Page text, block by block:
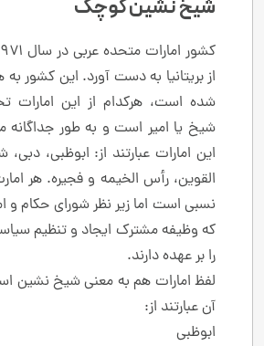
شیخ‌ نشین کوچک
از بریتانیا به دست آورد. این کشور
شده است، هرکدام از این
شیخ یا امیر است و به طور
این امارات عبارتند از: ابوظبی،
القوین، رأس الخیمه و فجیره. هر
نسبی است اما زیر نظر شورای حکام و
که وظیفه مشترک ایجاد و تنظیم
را بر عهده دارند.
لفظ امارات هم به معنی شیخ نشین
آن عبارتند از:
ابوظبی